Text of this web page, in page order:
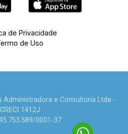
de Privacidade
de Uso
e Consultoria Ltda -
CRECI 1412J
0001-37